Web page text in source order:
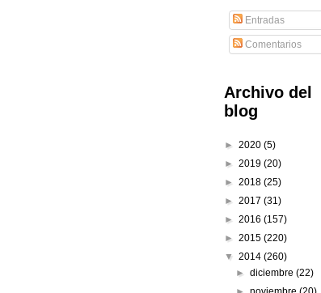
Entradas
Comentarios
Archivo del
blog
► 2020 (5)
► 2019 (20)
► 2018 (25)
► 2017 (31)
► 2016 (157)
► 2015 (220)
▼ 2014 (260)
►diciembre(22)